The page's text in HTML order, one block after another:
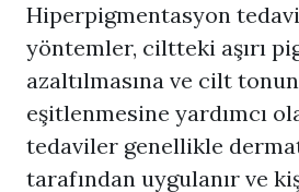
Hiperpigmentasyon
yöntemler, ciltteki aşırı
azaltılmasına ve cilt
eşitlenmesine yardımcı
tedaviler genellikle
tarafından uygulanır ve